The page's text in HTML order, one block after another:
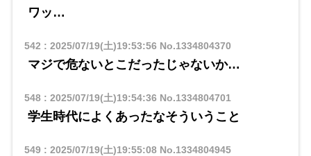
ワッ…
542 : 2025/07/19(土)19:53:56 No.1334804370
マジで危ないとこだったじゃないか…
548: 2025/07/19(土)19:54:36 No.1334804701
学生時代によくあったなそういうこと
549: 2025/07/19(土)19:55:08No.1334804945